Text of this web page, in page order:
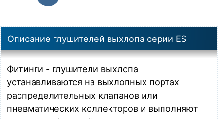
Описание глушителей выхлопа серии ES
Фитинги - глушители выхлопа
устанавливаются на выхлопных портах
распределительных клапанов или
пневматических коллекторов и выполняют